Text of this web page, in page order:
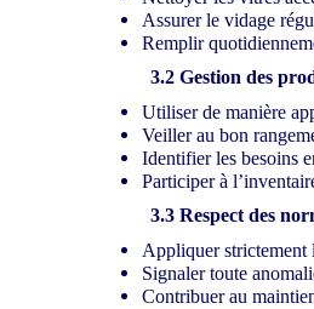
Assurer le vidage
Remplir
3.2 Gestion des
Utiliser de manière
Veiller au bon
Identifier les besoins
Participer à
3.3 Respect des
Appliquer strictement
Signaler toute
Contribuer au